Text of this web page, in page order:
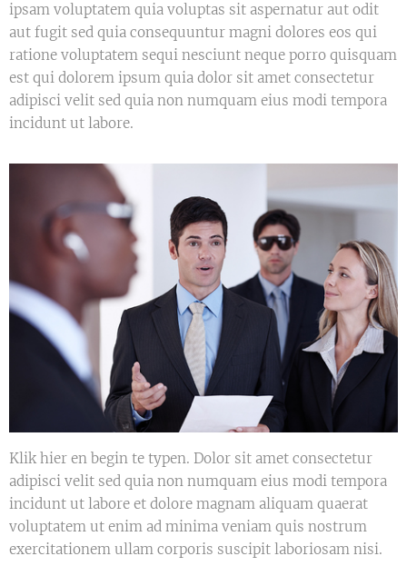
ipsam voluptatem quia voluptas sit aspernatur aut odit
aut fugit sed quia consequuntur magni dolores eos qui
ratione voluptatem sequi nesciunt neque porro quisquam
est qui dolorem ipsum quia dolor sit amet consectetur
adipisci velit sed quia non numquam eius modi tempora
incidunt ut labore.
Klik hier en begin te typen. Dolor sit amet consectetur
adipisci velit sed quia non numquam eius modi tempora
incidunt ut labore et dolore magnam aliquam quaerat
voluptatem ut enim ad minima veniam quis nostrum
exercitationem ullam corporis suscipit laboriosam nisi.